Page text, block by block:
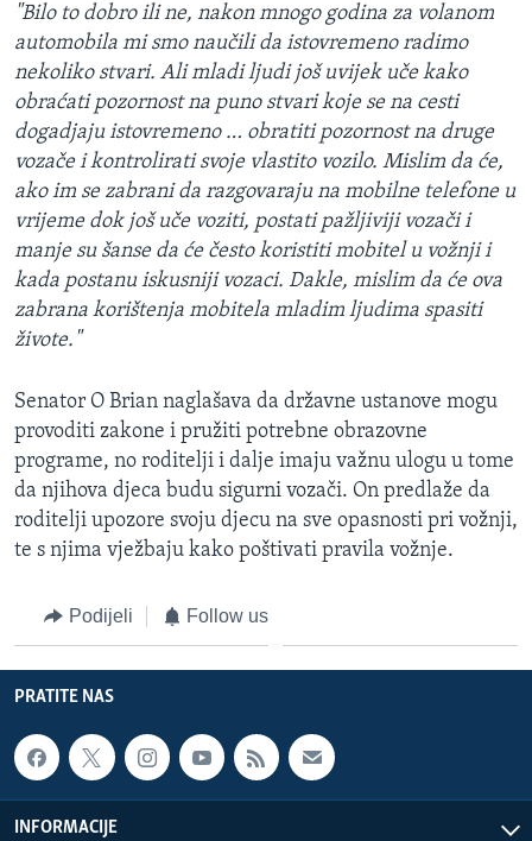
"Bilo to dobro ili ne, nakon mnogo godina za volanom
automobila mi smo naučili da istovremeno radimo
nekoliko stvari. Ali mladi ljudi još uvijek uče kako
obraćati pozornost na puno stvari koje se na cesti
dogadjaju istovremeno … obratiti pozornost na druge
vozače i kontrolirati svoje vlastito vozilo. Mislim da će,
ako im se zabrani da razgovaraju na mobilne telefone u
vrijeme dok još uče voziti, postati pažljiviji vozači i
manje su šanse da će često koristiti mobitel u vožnji i
kada postanu iskusniji vozaci. Dakle, mislim da će ova
zabrana korištenja mobitela mladim ljudima spasiti
živote."
Senator O Brian naglašava da državne ustanove mogu
provoditi zakone i pružiti potrebne obrazovne
programe, no roditelji i dalje imaju važnu ulogu u tome
da njihova djeca budu sigurni vozači. On predlaže da
roditelji upozore svoju djecu na sve opasnosti pri vožnji,
te s njima vježbaju kako poštivati pravila vožnje.
Podijeli Follow us
PRATITE NAS
INFORMACIJE